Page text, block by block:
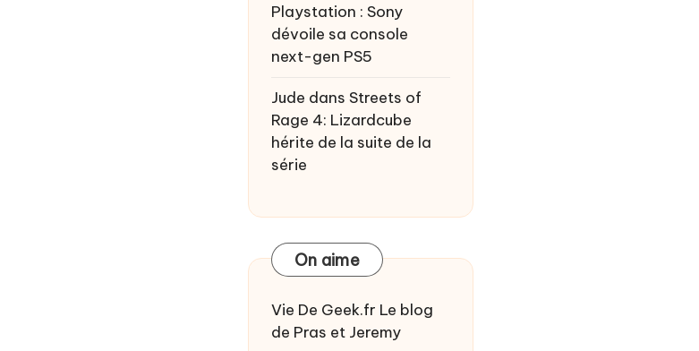
Playstation : Sony
dévoile sa console
next-gen PS5
Jude dans Streets of
Rage 4: Lizardcube
hérite de la suite de la
série
On aime
Vie De Geek.fr Le blog
de Pras et Jeremy